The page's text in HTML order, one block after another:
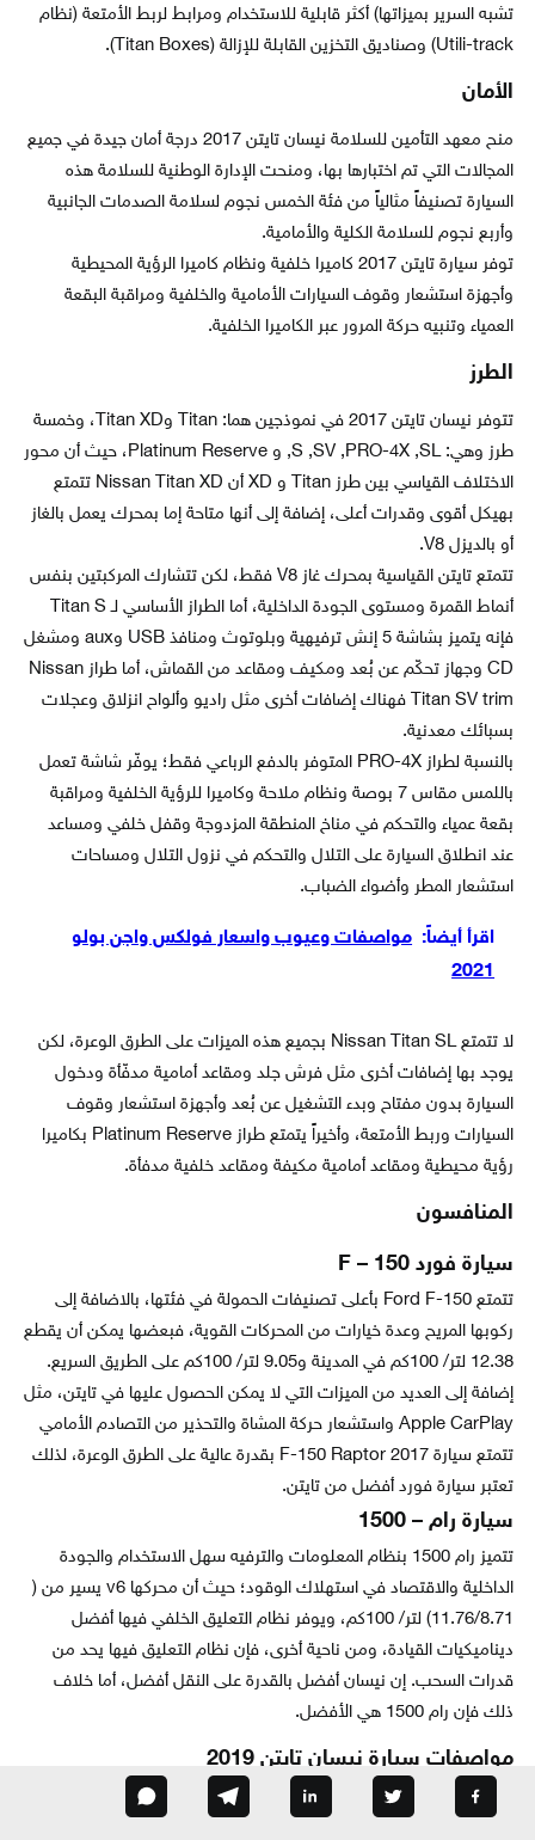
تشبه السرير بميزاتها) أكثر قابلية للاستخدام ومرابط لربط الأمتعة (نظام
Utili-track) وصناديق التخزين القابلة للإزالة (Titan Boxes).
الأمان
منح معهد التأمين للسلامة نيسان تايتن 2017 درجة أمان جيدة في جميع
المجالات التي تم اختبارها بها، ومنحت الإدارة الوطنية للسلامة هذه
السيارة تصنيفاً مثالياً من فئة الخمس نجوم لسلامة الصدمات الجانبية
وأربع نجوم للسلامة الكلية والأمامية.
توفر سيارة تايتن 2017 كاميرا خلفية ونظام كاميرا الرؤية المحيطية
وأجهزة استشعار وقوف السيارات الأمامية والخلفية ومراقبة البقعة
العمياء وتنبيه حركة المرور عبر الكاميرا الخلفية.
الطرز
تتوفر نيسان تايتن 2017 في نموذجين هما: Titan وTitan XD، وخمسة
طرز وهي: S ,SV ,PRO-4X ,SL, و Platinum Reserve، حيث أن محور
الاختلاف القياسي بين طرز Titan و XD أن Nissan Titan XD تتمتع
بهيكل أقوى وقدرات أعلى، إضافة إلى أنها متاحة إما بمحرك يعمل بالغاز
أو بالديزل V8.
تتمتع تايتن القياسية بمحرك غاز V8 فقط، لكن تتشارك المركبتين بنفس
أنماط القمرة ومستوى الجودة الداخلية، أما الطراز الأساسي لـ Titan S
فإنه يتميز بشاشة 5 إنش ترفيهية وبلوتوث ومنافذ USB وaux ومشغل
CD وجهاز تحكّم عن بُعد ومكيف ومقاعد من القماش، أما طراز Nissan
Titan SV trim فهناك إضافات أخرى مثل راديو وألواح انزلاق وعجلات
بسبائك معدنية.
بالنسبة لطراز PRO-4X المتوفر بالدفع الرباعي فقط؛ يوفّر شاشة تعمل
باللمس مقاس 7 بوصة ونظام ملاحة وكاميرا للرؤية الخلفية ومراقبة
بقعة عمياء والتحكم في مناخ المنطقة المزدوجة وقفل خلفي ومساعد
عند انطلاق السيارة على التلال والتحكم في نزول التلال ومساحات
استشعار المطر وأضواء الضباب.
اقرأ أيضاً: مواصفات وعيوب واسعار فولكس واجن بولو
2021
لا تتمتع Nissan Titan SL بجميع هذه الميزات على الطرق الوعرة، لكن
يوجد بها إضافات أخرى مثل فرش جلد ومقاعد أمامية مدفّأة ودخول
السيارة بدون مفتاح وبدء التشغيل عن بُعد وأجهزة استشعار وقوف
السيارات وربط الأمتعة، وأخيراً يتمتع طراز Platinum Reserve بكاميرا
رؤية محيطية ومقاعد أمامية مكيفة ومقاعد خلفية مدفأة.
المنافسون
سيارة فورد F – 150
تتمتع Ford F-150 بأعلى تصنيفات الحمولة في فئتها، بالاضافة إلى
ركوبها المريح وعدة خيارات من المحركات القوية، فبعضها يمكن أن يقطع
12.38 لتر/ 100كم في المدينة و9.05 لتر/ 100كم على الطريق السريع.
إضافة إلى العديد من الميزات التي لا يمكن الحصول عليها في تايتن، مثل
Apple CarPlay واستشعار حركة المشاة والتحذير من التصادم الأمامي
تتمتع سيارة F-150 Raptor 2017 بقدرة عالية على الطرق الوعرة، لذلك
تعتبر سيارة فورد أفضل من تايتن.
سيارة رام – 1500
تتميز رام 1500 بنظام المعلومات والترفيه سهل الاستخدام والجودة
الداخلية والاقتصاد في استهلاك الوقود؛ حيث أن محركها v6 يسير من (
11.76/8.71) لتر/ 100كم، ويوفر نظام التعليق الخلفي فيها أفضل
ديناميكيات القيادة، ومن ناحية أخرى، فإن نظام التعليق فيها يحد من
قدرات السحب. إن نيسان أفضل بالقدرة على النقل أفضل، أما خلاف
ذلك فإن رام 1500 هي الأفضل.
مواصفات سيارة نيسان تايتن 2019
تُعد سيارة نيسان تايتن 2019 شاحنة جيدة قوية وسهلة القيادة، وتتمتع